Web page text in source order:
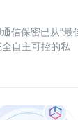
信保密已从“最
自主可控的私